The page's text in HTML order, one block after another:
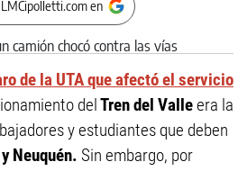
en
de la UTA que afectó el servicio
delTren del Valleera la
y estudiantes que deben
Neuquén. Sin embargo, por